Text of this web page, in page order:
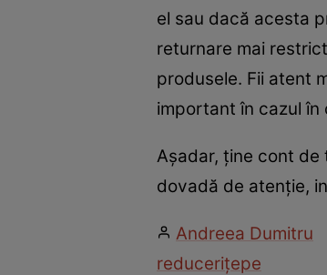
el sau dacă acesta
returnare mai
produsele. Fii atent
important în cazul
Așadar, ține cont
dovadă de atenție,
Andreea Dumitru
reducerițepe